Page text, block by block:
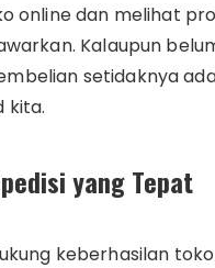
online dan melihat
Kalaupun
setidaknya
kita.
yang Tepat
keberhasilan